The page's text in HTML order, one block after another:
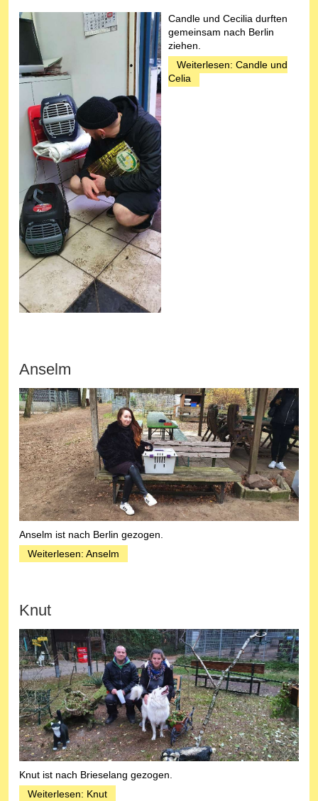
Candle und Cecilia durften
gemeinsam nach Berlin
ziehen.
Weiterlesen: Candle und
Celia
Anselm
Anselm ist nach Berlin gezogen.
Weiterlesen: Anselm
Knut
Knut ist nach Brieselang gezogen.
Weiterlesen: Knut